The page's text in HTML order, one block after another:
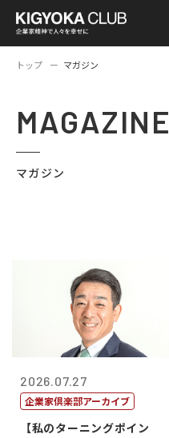
トップ マガジン
MAGAZINE
マガジン
2026.07.27
企業家倶楽部アーカイブ
【私のターニングポイン